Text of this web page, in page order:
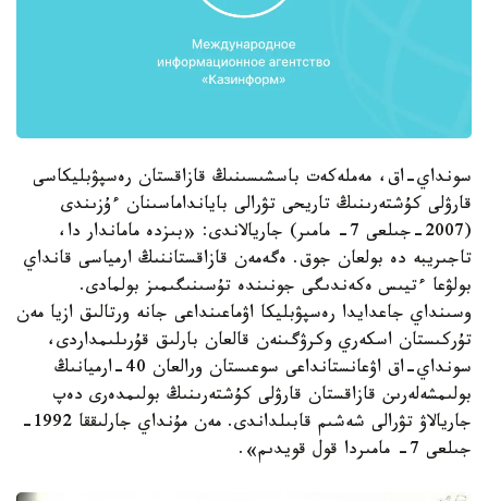
سونداي-اق، مەملەكەت باسشىسىنىڭ قازاقستان رەسپۋبليكاسى
قارۋلى كۇشتەرىنىڭ تاريحى تۋرالى بايانداماسىنان ءۇزىندى
(2007-جىلعى 7- مامىر) جاريالاندى: «بىزدە ماماندار دا،
تاجىريبە دە بولعان جوق. ەگەمەن قازاقستاننىڭ ارمياسى قانداي
بولۋعا ءتيىس ەكەندىگى جونىندە تۇسىنىگىمىز بولمادى.
وسىنداي جاعدايدا رەسپۋبليكا اۋماعىنداعى جانە ورتالىق ازيا مەن
تۇركىستان اسكەري وكرۋگىنەن قالعان بارلىق قۇرىلىمداردى،
سونداي-اق اۋعانستانداعى سوعىستان ورالعان 40-ارميانىڭ
بولىمشەلەرىن قازاقستان قارۋلى كۇشتەرىنىڭ بولىمدەرى دەپ
جاريالاۋ تۋرالى شەشىم قابىلداندى. مەن مۇنداي جارلىققا 1992-
جىلعى 7- مامىردا قول قويدىم».